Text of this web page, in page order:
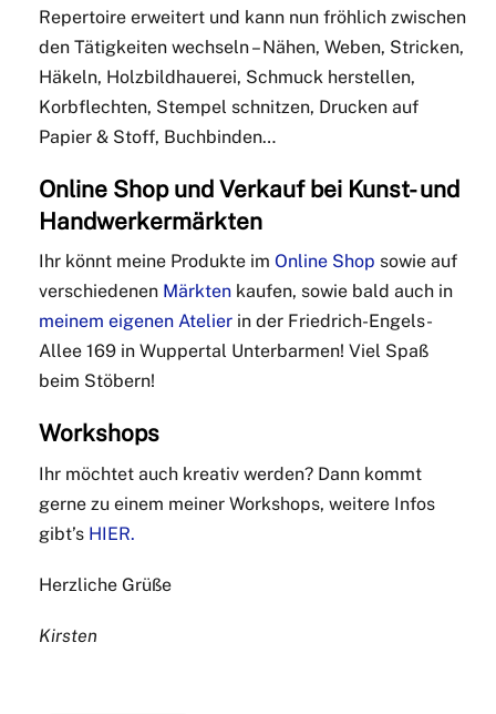
Repertoire erweitert und kann nun fröhlich zwischen
den Tätigkeiten wechseln – Nähen, Weben, Stricken,
Häkeln, Holzbildhauerei, Schmuck herstellen,
Korbflechten, Stempel schnitzen, Drucken auf
Papier & Stoff, Buchbinden…
Online Shop und Verkauf bei Kunst- und
Handwerkermärkten
Ihr könnt meine Produkte imOnline Shop sowie auf
verschiedenen Märkten kaufen, sowie bald auch in
meinem eigenen Atelier in der Friedrich-Engels-
Allee 169 in Wuppertal Unterbarmen! Viel Spaß
beim Stöbern!
Workshops
Ihr möchtet auch kreativ werden? Dann kommt
gerne zu einem meiner Workshops, weitere Infos
gibt’s HIER.
Herzliche Grüße
Kirsten